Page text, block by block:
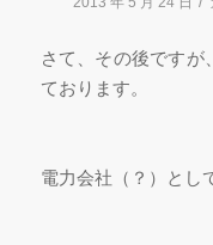
さて、その後ですが
ております。
電力会社（？）とし